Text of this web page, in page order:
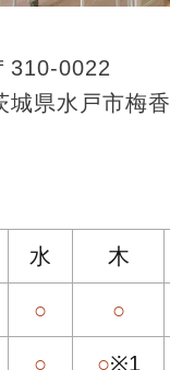
310-0022
城県水戸市梅
水 木
○ ○
○ ○※1